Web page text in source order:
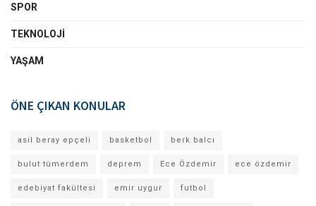
SPOR
TEKNOLOJI
YAŞAM
ÖNE ÇIKAN KONULAR
asil beray epçeli basketbol berk balcı
bulut tümerdem deprem Ece Özdemir ece özdemir
edebiyat fakültesi emir uygur futbol